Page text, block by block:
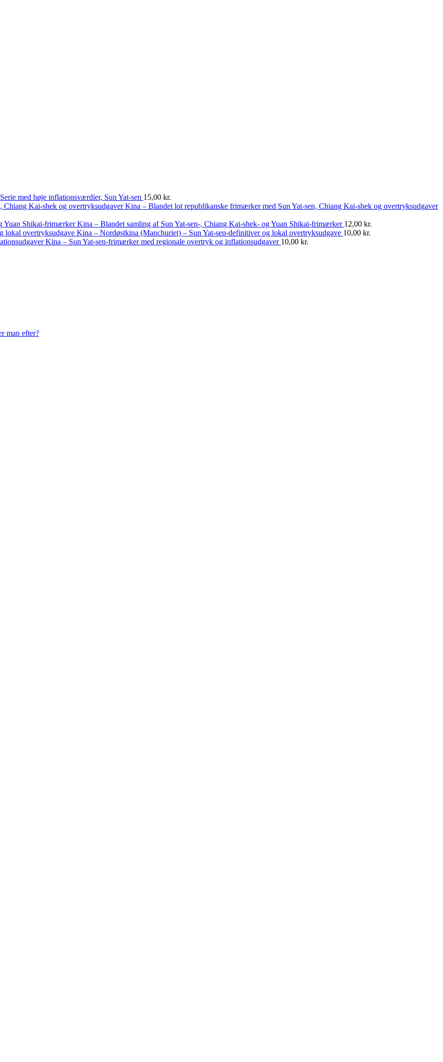
med høje inflationsværdier, Sun Yat-sen 15,00 kr.
Kina – Blandet lot republikanske frimærker med Sun Yat-sen, Chiang Kai-shek og overtryksudgaver
Kina – Blandet samling af Sun Yat-sen-, Chiang Kai-shek- og Yuan Shikai-frimærker 12,00 kr.
Kina – Nordøstkina (Manchuriet) – Sun Yat-sen-definitiver og lokal overtryksudgave 10,00 kr.
Kina – Sun Yat-sen-frimærker med regionale overtryk og inflationsudgaver 10,00 kr.
man efter?